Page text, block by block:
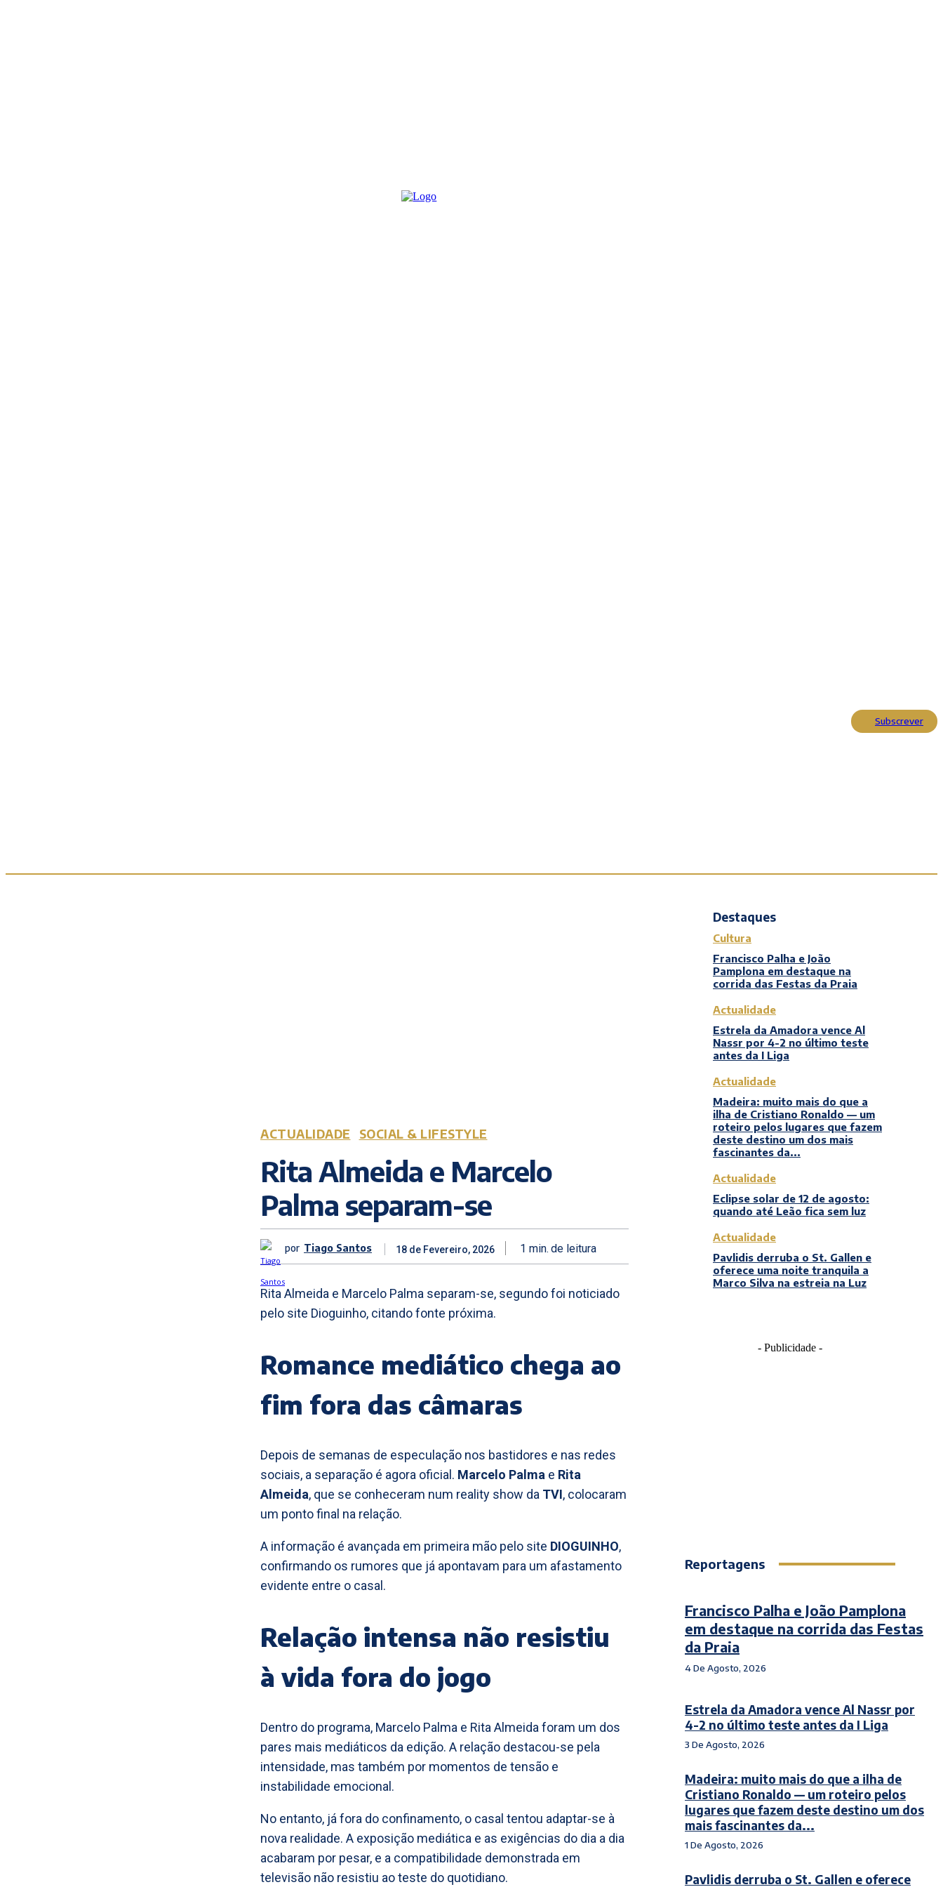
Subscrever
ACTUALIDADE SOCIAL & LIFESTYLE
Rita Almeida e Marcelo
Palma separam-se
por Tiago Santos 18 de Fevereiro, 2026 1 min. de leitura
Rita Almeida e Marcelo Palma separam-se, segundo foi noticiado
pelo site Dioguinho, citando fonte próxima.
Romance mediático chega ao
fim fora das câmaras
Depois de semanas de especulação nos bastidores e nas redes
sociais, a separação é agora oficial. Marcelo Palma e Rita
Almeida, que se conheceram num reality show da TVI, colocaram
um ponto final na relação.
A informação é avançada em primeira mão pelo site DIOGUINHO,
confirmando os rumores que já apontavam para um afastamento
evidente entre o casal.
Relação intensa não resistiu
à vida fora do jogo
Dentro do programa, Marcelo Palma e Rita Almeida foram um dos
pares mais mediáticos da edição. A relação destacou-se pela
intensidade, mas também por momentos de tensão e
instabilidade emocional.
No entanto, já fora do confinamento, o casal tentou adaptar-se à
nova realidade. A exposição mediática e as exigências do dia a dia
acabaram por pesar, e a compatibilidade demonstrada em
televisão não resistiu ao teste do quotidiano.
Destaques
Cultura
Francisco Palha e João
Pamplona em destaque na
corrida das Festas da Praia
Actualidade
Estrela da Amadora vence Al
Nassr por 4-2 no último teste
antes da I Liga
Actualidade
Madeira: muito mais do que a
ilha de Cristiano Ronaldo — um
roteiro pelos lugares que fazem
deste destino um dos mais
fascinantes da...
Actualidade
Eclipse solar de 12 de agosto:
quando até Leão fica sem luz
Actualidade
Pavlidis derruba o St. Gallen e
oferece uma noite tranquila a
Marco Silva na estreia na Luz
- Publicidade -
Reportagens
Francisco Palha e João Pamplona
em destaque na corrida das Festas
da Praia
4 De Agosto, 2026
Estrela da Amadora vence Al Nassr por
4-2 no último teste antes da I Liga
3 De Agosto, 2026
Madeira: muito mais do que a ilha de
Cristiano Ronaldo — um roteiro pelos
lugares que fazem deste destino um dos
mais fascinantes da...
1 De Agosto, 2026
Pavlidis derruba o St. Gallen e oferece